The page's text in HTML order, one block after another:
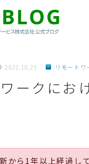
2022.10.25 リモートワ
ワークに
から1年以上経過し